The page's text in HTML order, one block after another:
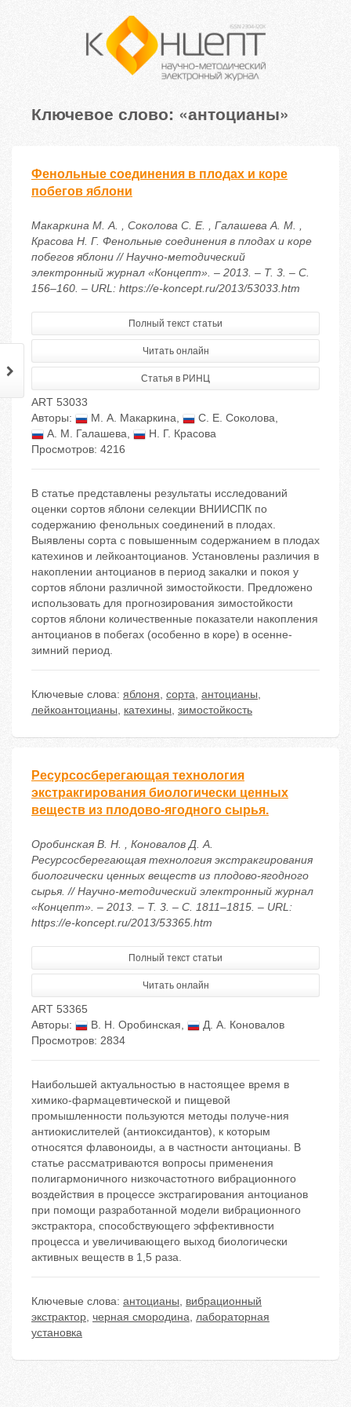
Ключевое слово: «антоцианы»
Фенольные соединения в плодах и коре
побегов яблони
Макаркина М. А. , Соколова С. Е. , Галашева А. М. ,
Красова Н. Г. Фенольные соединения в плодах и коре
побегов яблони // Научно-методический
электронный журнал «Концепт». – 2013. – Т. 3. – С.
156–160. – URL: https://e-koncept.ru/2013/53033.htm
Полный текст статьи
Читать онлайн
Статья в РИНЦ
ART 53033
Авторы:
М. А. Макаркина, С. Е. Соколова,
А. М. Галашева,
Н. Г. Красова
Просмотров: 4216
В статье представлены результаты исследований
оценки сортов яблони селекции ВНИИСПК по
содержанию фенольных соединений в плодах.
Выявлены сорта с повышенным содержанием в плодах
катехинов и лейкоантоцианов. Установлены различия в
накоплении антоцианов в период закалки и покоя у
сортов яблони различной зимостойкости. Предложено
использовать для прогнозирования зимостойкости
сортов яблони количественные показатели накопления
антоцианов в побегах (особенно в коре) в осенне-
зимний период.
Ключевые слова: яблоня, сорта, антоцианы,
лейкоантоцианы, катехины, зимостойкость
Ресурсосберегающая технология
экстракгирования биологически ценных
веществ из плодово-ягодного сырья.
Оробинская В. Н. , Коновалов Д. А.
Ресурсосберегающая технология экстракгирования
биологически ценных веществ из плодово-ягодного
сырья. // Научно-методический электронный журнал
«Концепт». – 2013. – Т. 3. – С. 1811–1815. – URL:
https://e-koncept.ru/2013/53365.htm
Полный текст статьи
Читать онлайн
ART 53365
Авторы:
В. Н. Оробинская,
Д. А. Коновалов
Просмотров: 2834
Наибольшей актуальностью в настоящее время в
химико-фармацевтической и пищевой
промышленности пользуются методы получе-ния
антиокислителей (антиоксидантов), к которым
относятся флавоноиды, а в частности антоцианы. В
статье рассматриваются вопросы применения
полигармоничного низкочастотного вибрационного
воздействия в процессе экстрагирования антоцианов
при помощи разработанной модели вибрационного
экстрактора, способствующего эффективности
процесса и увеличивающего выход биологически
активных веществ в 1,5 раза.
Ключевые слова: антоцианы, вибрационный
экстрактор, черная смородина, лабораторная
установка